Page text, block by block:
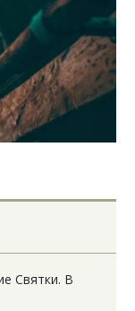
Святки. В
— о том, как
на плаву,